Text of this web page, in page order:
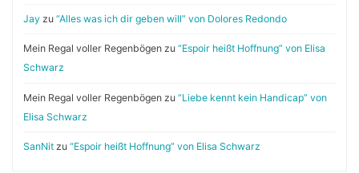
Jayzu “Alles was ich dir geben will” von Dolores Redondo
Mein Regal voller Regenbögenzu “Espoir heißt Hoffnung” von Elisa
Schwarz
Mein Regal voller Regenbögenzu “Liebe kennt kein Handicap” von
Elisa Schwarz
SanNitzu “Espoir heißt Hoffnung” von Elisa Schwarz